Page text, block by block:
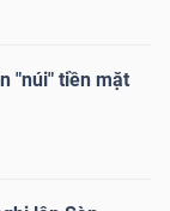
"núi" tiền mặt